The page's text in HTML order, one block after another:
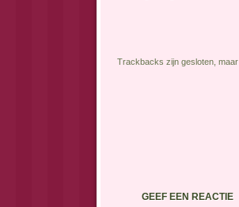
Trackbacks zijn gesloten,
GEEF EEN REACTIE